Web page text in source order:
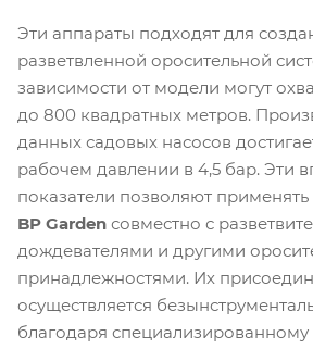
Эти аппараты подходят для
разветвленной оросительной
зависимости от модели могут
до 800 квадратных метров.
данных садовых насосов
рабочем давлении в 4,5 бар. Эти
показатели позволяют применять
BP Garden совместно с
дождевателями и другими
принадлежностями. Их
осуществляется
благодаря специализированному